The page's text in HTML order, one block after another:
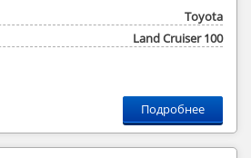
Toyota
Land Cruiser 100
Подробнее